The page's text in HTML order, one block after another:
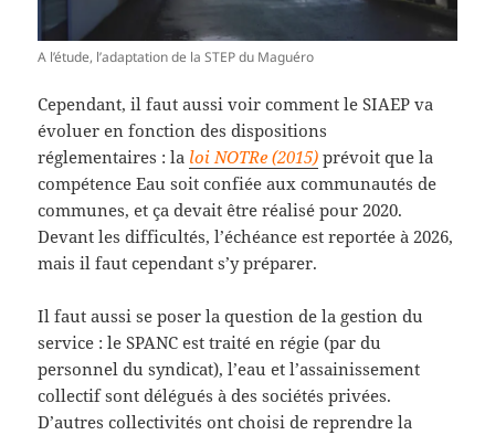
A l’étude, l’adaptation de la STEP du Maguéro
Cependant, il faut aussi voir comment le SIAEP va
évoluer en fonction des dispositions
réglementaires : la loi NOTRe (2015) prévoit que la
compétence Eau soit confiée aux communautés de
communes, et ça devait être réalisé pour 2020.
Devant les difficultés, l’échéance est reportée à 2026,
mais il faut cependant s’y préparer.
Il faut aussi se poser la question de la gestion du
service : le SPANC est traité en régie (par du
personnel du syndicat), l’eau et l’assainissement
collectif sont délégués à des sociétés privées.
D’autres collectivités ont choisi de reprendre la